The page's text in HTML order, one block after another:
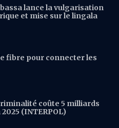
lance la vulgarisation
et mise sur le lingala
fibre pour connecter les
coûte 5 milliards
2025 (INTERPOL)